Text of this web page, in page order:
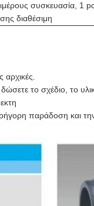
συσκευασία, 1 pc
διαθέσιμη
το σχέδιο, το
παράδοση και